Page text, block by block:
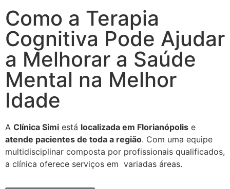
Como a Terapia
Cognitiva Pode Ajudar
a Melhorar a Saúde
Mental na Melhor
Idade
A Clínica Simi está localizada em Florianópolis e
atende pacientes de toda a região. Com uma equipe
multidisciplinar composta por profissionais qualificados,
a clínica oferece serviços em variadas áreas.